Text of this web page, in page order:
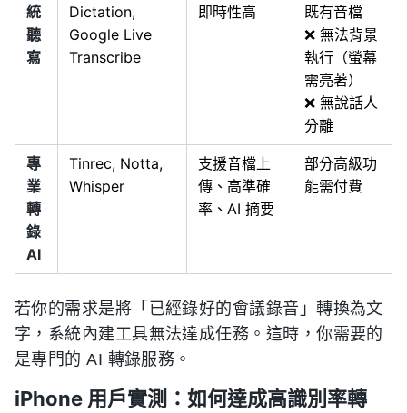
統
聽
寫
Dictation,
Google Live
Transcribe
即時性高
既有音檔
❌ 無法背景
執行（螢幕
需亮著）
❌ 無說話人
分離
專
業
轉
錄
AI
Tinrec, Notta,
Whisper
支援音檔上
傳、高準確
率、AI 摘要
部分高級功
能需付費
若你的需求是將「已經錄好的會議錄音」轉換為文
字，系統內建工具無法達成任務。這時，你需要的
是專門的 AI 轉錄服務。
iPhone 用戶實測：如何達成高識別率轉